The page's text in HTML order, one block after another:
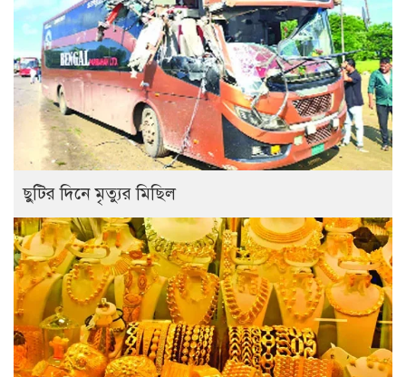
ছুটির দিনে মৃত্যুর মিছিল